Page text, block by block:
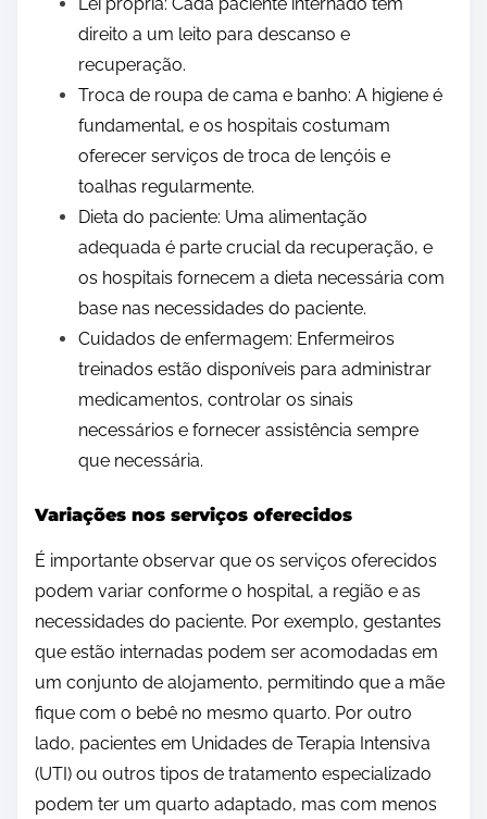
Lei própria: Cada paciente internado tem
direito a um leito para descanso e
recuperação.
Troca de roupa de cama e banho: A higiene é
fundamental, e os hospitais costumam
oferecer serviços de troca de lençóis e
toalhas regularmente.
Dieta do paciente: Uma alimentação
adequada é parte crucial da recuperação, e
os hospitais fornecem a dieta necessária com
base nas necessidades do paciente.
Cuidados de enfermagem: Enfermeiros
treinados estão disponíveis para administrar
medicamentos, controlar os sinais
necessários e fornecer assistência sempre
que necessária.
Variações nos serviços oferecidos
É importante observar que os serviços oferecidos
podem variar conforme o hospital, a região e as
necessidades do paciente. Por exemplo, gestantes
que estão internadas podem ser acomodadas em
um conjunto de alojamento, permitindo que a mãe
fique com o bebê no mesmo quarto. Por outro
lado, pacientes em Unidades de Terapia Intensiva
(UTI) ou outros tipos de tratamento especializado
podem ter um quarto adaptado, mas com menos